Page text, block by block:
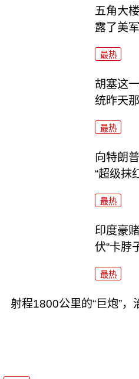
五角大
露了美
最热
胡塞这
统昨天
最热
向特朗
“超级抹
最热
印度豪
伏“卡脖
最热
射程1800公里的“巨炮”，